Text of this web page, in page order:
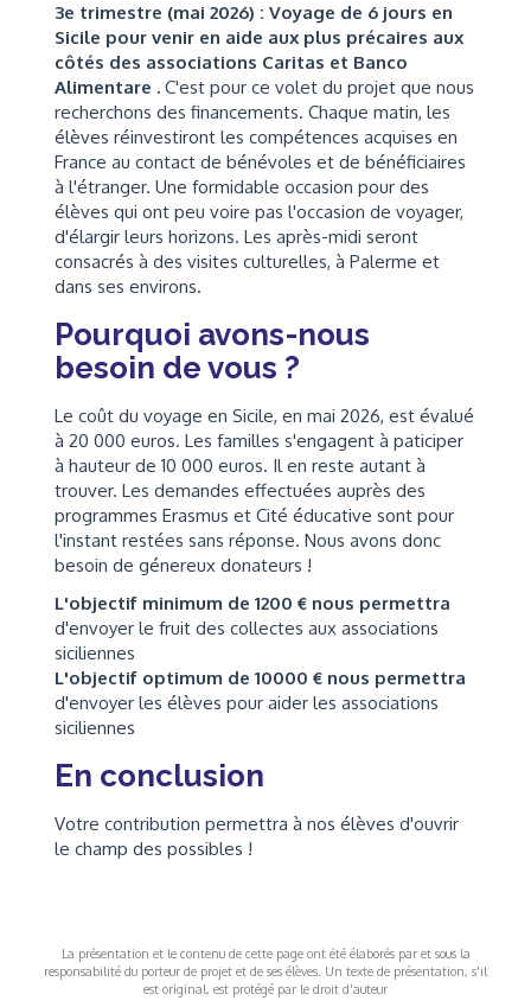
3e trimestre (mai 2026) : Voyage de 6 jours en
Sicile pour venir en aide aux plus précaires aux
côtés des associations Caritas et Banco
Alimentare . C'est pour ce volet du projet que nous
recherchons des financements. Chaque matin, les
élèves réinvestiront les compétences acquises en
France au contact de bénévoles et de bénéficiaires
à l'étranger. Une formidable occasion pour des
élèves qui ont peu voire pas l'occasion de voyager,
d'élargir leurs horizons. Les après-midi seront
consacrés à des visites culturelles, à Palerme et
dans ses environs.
Pourquoi avons-nous
besoin de vous ?
Le coût du voyage en Sicile, en mai 2026, est évalué
à 20 000 euros. Les familles s'engagent à paticiper
à hauteur de 10 000 euros. Il en reste autant à
trouver. Les demandes effectuées auprès des
programmes Erasmus et Cité éducative sont pour
l'instant restées sans réponse. Nous avons donc
besoin de génereux donateurs !
L'objectif minimum de 1200 € nous permettra
d'envoyer le fruit des collectes aux associations
siciliennes
L'objectif optimum de 10000 € nous permettra
d'envoyer les élèves pour aider les associations
siciliennes
En conclusion
Votre contribution permettra à nos élèves d'ouvrir
le champ des possibles !
La présentation et le contenu de cette page ont été élaborés par et sous la
responsabilité du porteur de projet et de ses élèves. Un texte de présentation, s'il
est original, est protégé par le droit d'auteur